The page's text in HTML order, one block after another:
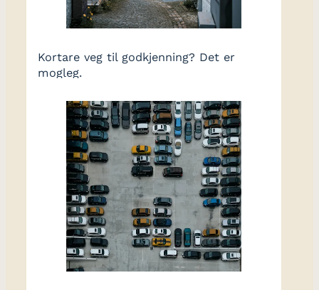
Kortare veg til godkjenning? Det er
mogleg.